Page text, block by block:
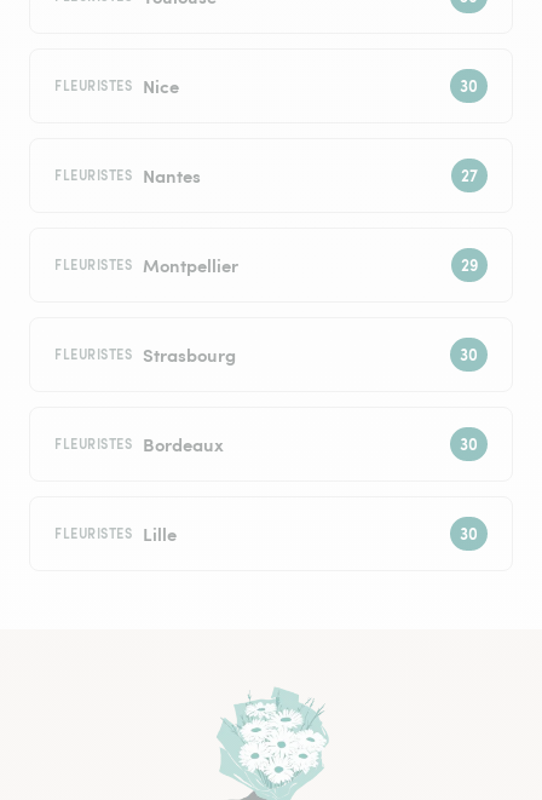
FLEURISTES Nice
FLEURISTES Nantes
FLEURISTES Montpellier
FLEURISTES Strasbourg
FLEURISTES Bordeaux
FLEURISTES Lille